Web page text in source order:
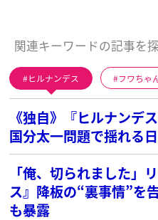
関連キーワードの記事を
ヒルナンデス フワちゃ
《独自》『ヒルナンデ
国分太一問題で揺れる
「俺、切られました」
ス』降板の“裏事情”を
も暴露